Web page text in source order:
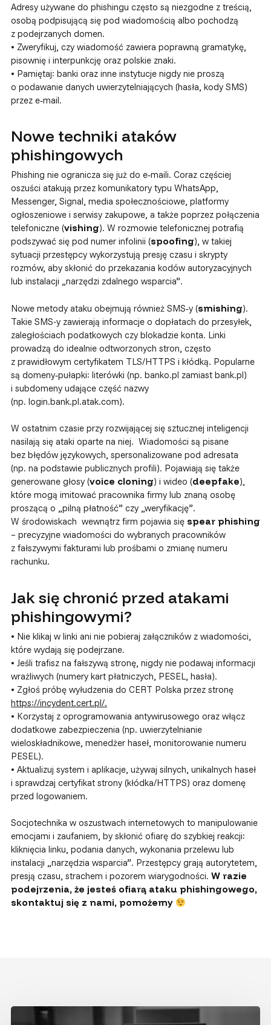
Adresy używane do phishingu często są niezgodne z treścią,
osobą podpisującą się pod wiadomością albo pochodzą
z podejrzanych domen.
• Zweryfikuj, czy wiadomość zawiera poprawną gramatykę,
pisownię i interpunkcję oraz polskie znaki.
• Pamiętaj: banki oraz inne instytucje nigdy nie proszą
o podawanie danych uwierzytelniających (hasła, kody SMS)
przez e‑mail.
Nowe techniki ataków
phishingowych
Phishing nie ogranicza się już do e‑maili. Coraz częściej
oszuści atakują przez komunikatory typu WhatsApp,
Messenger, Signal, media społecznościowe, platformy
ogłoszeniowe i serwisy zakupowe, a także poprzez połączenia
telefoniczne (vishing). W rozmowie telefonicznej potrafią
podszywać się pod numer infolinii (spoofing), w takiej
sytuacji przestępcy wykorzystują presję czasu i skrypty
rozmów, aby skłonić do przekazania kodów autoryzacyjnych
lub instalacji „narzędzi zdalnego wsparcia”.
Nowe metody ataku obejmują również SMS‑y (smishing).
Takie SMS-y zawierają informacje o dopłatach do przesyłek,
zaległościach podatkowych czy blokadzie konta. Linki
prowadzą do idealnie odtworzonych stron, często
z prawidłowym certyfikatem TLS/HTTPS i kłódką. Popularne
są domeny‑pułapki: literówki (np. banko.pl zamiast bank.pl)
i subdomeny udające część nazwy
(np. login.bank.pl.atak.com).
W ostatnim czasie przy rozwijającej się sztucznej inteligencji
nasilają się ataki oparte na niej. Wiadomości są pisane
bez błędów językowych, spersonalizowane pod adresata
(np. na podstawie publicznych profili). Pojawiają się także
generowane głosy (voice cloning) i wideo (deepfake),
które mogą imitować pracownika firmy lub znaną osobę
proszącą o „pilną płatność” czy „weryfikację”.
W środowiskach wewnątrz firm pojawia się spear phishing
– precyzyjne wiadomości do wybranych pracowników
z fałszywymi fakturami lub prośbami o zmianę numeru
rachunku.
Jak się chronić przed atakami
phishingowymi?
• Nie klikaj w linki ani nie pobieraj załączników z wiadomości,
które wydają się podejrzane.
• Jeśli trafisz na fałszywą stronę, nigdy nie podawaj informacji
wrażliwych (numery kart płatniczych, PESEL, hasła).
• Zgłoś próbę wyłudzenia do CERT Polska przez stronę
https://incydent.cert.pl/.
• Korzystaj z oprogramowania antywirusowego oraz włącz
dodatkowe zabezpieczenia (np. uwierzytelnianie
wieloskładnikowe, menedżer haseł, monitorowanie numeru
PESEL).
• Aktualizuj system i aplikacje, używaj silnych, unikalnych haseł
i sprawdzaj certyfikat strony (kłódka/HTTPS) oraz domenę
przed logowaniem.
Socjotechnika w oszustwach internetowych to manipulowanie
emocjami i zaufaniem, by skłonić ofiarę do szybkiej reakcji:
kliknięcia linku, podania danych, wykonania przelewu lub
instalacji „narzędzia wsparcia”. Przestępcy grają autorytetem,
presją czasu, strachem i pozorem wiarygodności. W razie
podejrzenia, że jesteś ofiarą ataku phishingowego,
skontaktuj się z nami, pomożemy